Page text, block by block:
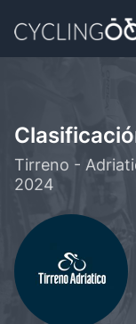
Tirreno -
2024